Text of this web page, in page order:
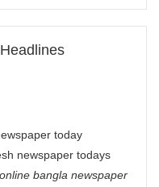
Headlines
today
newspaper todays
bangla newspaper